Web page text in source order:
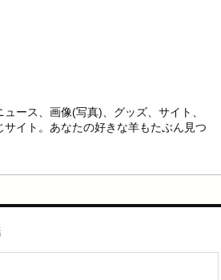
ース、画像(写真)、グッズ、サイト、
イト。あなたの好きな羊もたぶん見つ